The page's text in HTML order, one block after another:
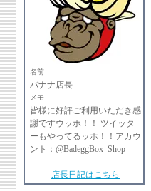
名前
バナナ店長
メモ
皆様に好評ご利用いただき感
謝ですウッホ！！ ツイッタ
ーもやってるッホ！！アカウ
ント：@BadeggBox_Shop
店長日記はこちら